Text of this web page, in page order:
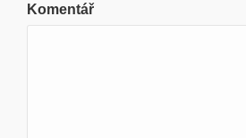
Komentář